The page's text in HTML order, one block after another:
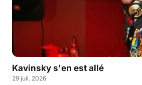
Kavinsky s'en est allé
29 juil. 2026